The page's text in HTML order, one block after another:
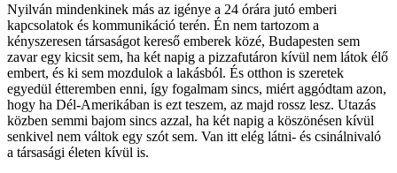
Nyilván mindenkinek más az igénye a 24 órára jutó emberi
kapcsolatok és kommunikáció terén. Én nem tartozom a
kényszeresen társaságot kereső emberek közé, Budapesten sem
zavar egy kicsit sem, ha két napig a pizzafutáron kívül nem látok élő
embert, és ki sem mozdulok a lakásból. És otthon is szeretek
egyedül étteremben enni, így fogalmam sincs, miért aggódtam azon,
hogy ha Dél-Amerikában is ezt teszem, az majd rossz lesz. Utazás
közben semmi bajom sincs azzal, ha két napig a köszönésen kívül
senkivel nem váltok egy szót sem. Van itt elég látni- és csinálnivaló
a társasági életen kívül is.